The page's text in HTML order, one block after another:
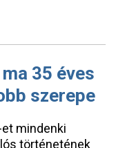
35 éves
szerepe
mindenki
történetének